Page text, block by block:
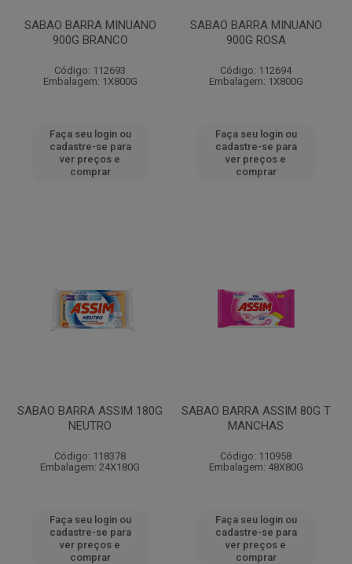
SABAO BARRA MINUANO
900G BRANCO
Código: 112693
Embalagem: 1X800G
Faça seu login ou
cadastre-se para
ver preços e
comprar
SABAO BARRA MINUANO
900G ROSA
Código: 112694
Embalagem: 1X800G
Faça seu login ou
cadastre-se para
ver preços e
comprar
SABAO BARRA ASSIM 180G
NEUTRO
Código: 118378
Embalagem: 24X180G
Faça seu login ou
cadastre-se para
ver preços e
comprar
SABAO BARRA ASSIM 80G T
MANCHAS
Código: 110958
Embalagem: 48X80G
Faça seu login ou
cadastre-se para
ver preços e
comprar